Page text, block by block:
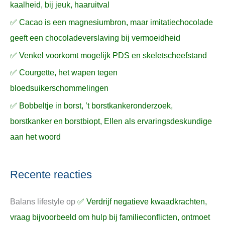
kaalheid, bij jeuk, haaruitval
✅ Cacao is een magnesiumbron, maar imitatiechocolade
geeft een chocoladeverslaving bij vermoeidheid
✅ Venkel voorkomt mogelijk PDS en skeletscheefstand
✅ Courgette, het wapen tegen
bloedsuikerschommelingen
✅ Bobbeltje in borst, ’t borstkankeronderzoek,
borstkanker en borstbiopt, Ellen als ervaringsdeskundige
aan het woord
Recente reacties
Balans lifestyle op ✅ Verdrijf negatieve kwaadkrachten,
vraag bijvoorbeeld om hulp bij familieconflicten, ontmoet